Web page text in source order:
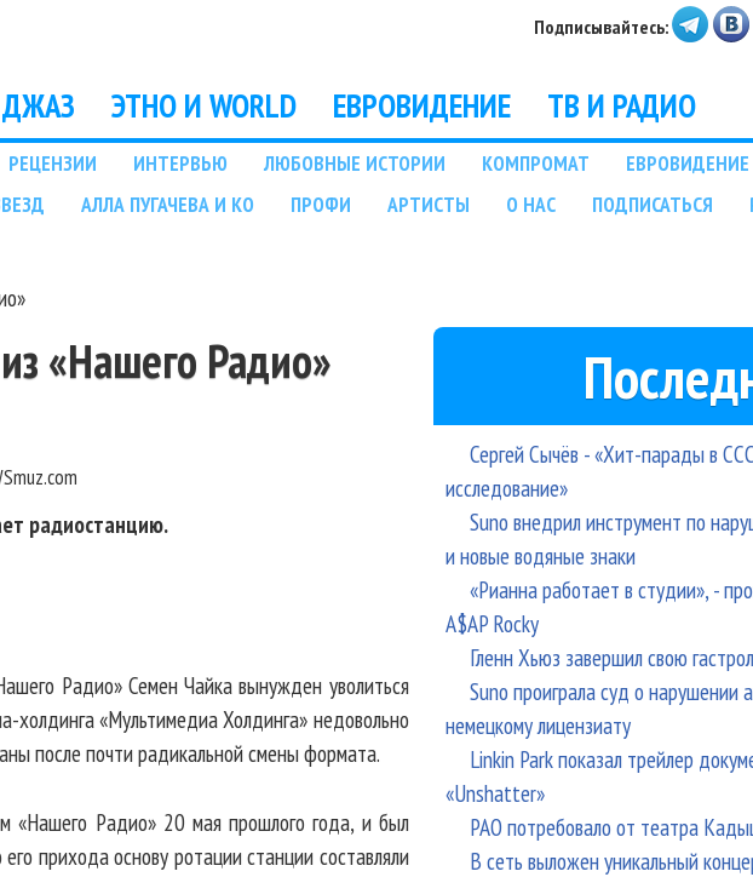
Подписывайтесь:
ДЖАЗ ЭТНО И WORLD ЕВРОВИДЕНИЕ ТВ И РАДИО
РЕЦЕНЗИИ ИНТЕРВЬЮ ЛЮБОВНЫЕ ИСТОРИИ КОМПРОМАТ ЕВРОВИДЕНИЕ
АЛЛА ПУГАЧЕВА И КО ПРОФИ АРТИСТЫ О НАС ПОДПИСАТЬСЯ
«Нашего Радио»
радиостанцию.
Радио» Семен Чайка вынужден уволиться
холдинга «Мультимедиа Холдинга» недовольно
после почти радикальной смены формата.
«Нашего Радио» 20 мая прошлого года, и был
прихода основу ротации станции составляли
Сергей Сычёв - «Хит-парады в
исследование»
Suno внедрил инструмент по
и новые водяные знаки
«Рианна работает в студии», -
A$AP Rocky
Гленн Хьюз завершил свою
Suno проиграла суд о нарушении
немецкому лицензиату
Linkin Park показал трейлер
«Unshatter»
РАО потребовало от театра
В сеть выложен уникальный